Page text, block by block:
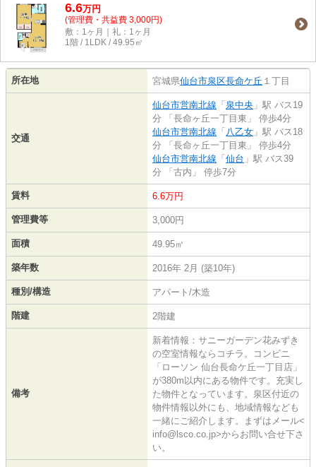
6.6万円
(管理費・共益費 3,000円)
敷：1ヶ月｜礼：1ヶ月
1階 / 1LDK / 49.95㎡
所在地 宮城県仙台市泉区長命ケ丘 １丁目
交通
仙台市営南北線 「 泉中央 」駅 バス19
分 「長命ヶ丘一丁目東」 停歩4分
仙台市営南北線 「 八乙女 」駅 バス18
分 「長命ヶ丘一丁目東」 停歩4分
仙台市営南北線 「 仙台 」駅 バス39
分 「古内」 停歩7分
賃料 6.6万円
管理費等 3,000円
面積 49.95㎡
築年数 2016年 2月 (築10年)
種別/構造 アパート/木造
階建 2階建
備考
新着情報：サニーガーデン花みずき
の空室情報ならコチラ。コンビニ
「ローソン 仙台長命ケ丘一丁目店」
が380m以内にある物件です。充実し
た物件となっています。泉区付近の
物件情報以外にも、地域情報なども
一緒にご紹介します。まずはメール<
info@lsco.co.jp>からお問い合せ下さ
い。